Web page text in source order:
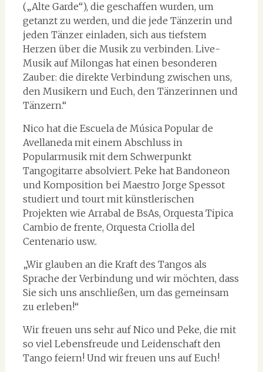
(„Alte Garde“), die geschaffen wurden, um
getanzt zu werden, und die jede Tänzerin und
jeden Tänzer einladen, sich aus tiefstem
Herzen über die Musik zu verbinden. Live-
Musik auf Milongas hat einen besonderen
Zauber: die direkte Verbindung zwischen uns,
den Musikern und Euch, den Tänzerinnen und
Tänzern.“
Nico hat die Escuela de Música Popular de
Avellaneda mit einem Abschluss in
Popularmusik mit dem Schwerpunkt
Tangogitarre absolviert. Peke hat Bandoneon
und Komposition bei Maestro Jorge Spessot
studiert und tourt mit künstlerischen
Projekten wie Arrabal de BsAs, Orquesta Tipica
Cambio de frente, Orquesta Criolla del
Centenario usw..
„Wir glauben an die Kraft des Tangos als
Sprache der Verbindung und wir möchten, dass
Sie sich uns anschließen, um das gemeinsam
zu erleben!“
Wir freuen uns sehr auf Nico und Peke, die mit
so viel Lebensfreude und Leidenschaft den
Tango feiern! Und wir freuen uns auf Euch!